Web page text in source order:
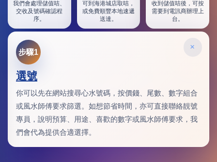
我們會處理儲值咭、
交收及號碼確認程
序。
可到海港城店取咭，
或免費順豐本地速遞
送達。
收到儲值咭後，可按
需要到電訊商辦理上
台。
×
步驟1
選號
你可以先在網站搜尋心水號碼，按價錢、尾數、數字組合
或風水師傅要求篩選。如想節省時間，亦可直接聯絡靚號
專員，說明預算、用途、喜歡的數字或風水師傅要求，我
們會代為提供合適選擇。